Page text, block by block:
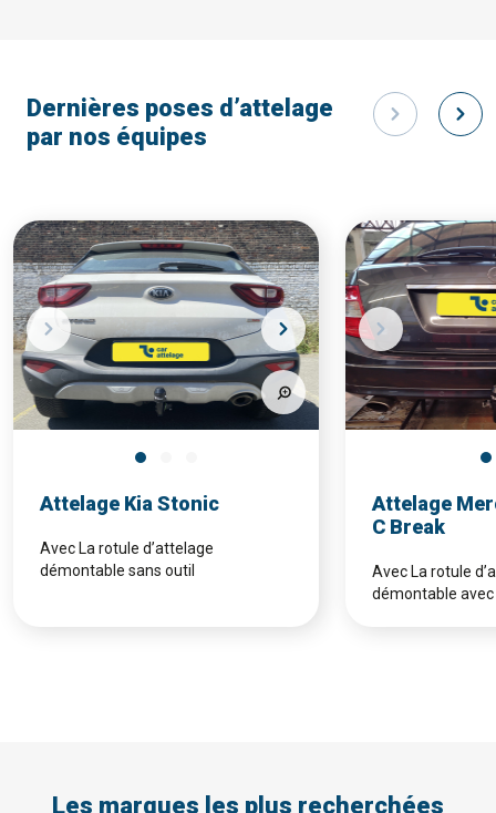
Dernières poses d’attelage
par nos équipes
Attelage Kia Stonic
Avec La rotule d’attelage
démontable sans outil
Attelage
C Break
Avec La rotule
démontable
Les marques les plus recherchées